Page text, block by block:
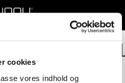
cookies
vores indhold og